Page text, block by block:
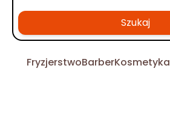
Szukaj
FryzjerstwoBarberKosmetyka